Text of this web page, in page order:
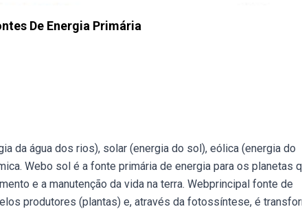
De Energia Primária
da água dos rios), solar (energia do sol), eólica (energia do
Webo sol é a fonte primária de energia para os planetas
e a manutenção da vida na terra. Webprincipal fonte de
produtores (plantas) e, através da fotossíntese, é